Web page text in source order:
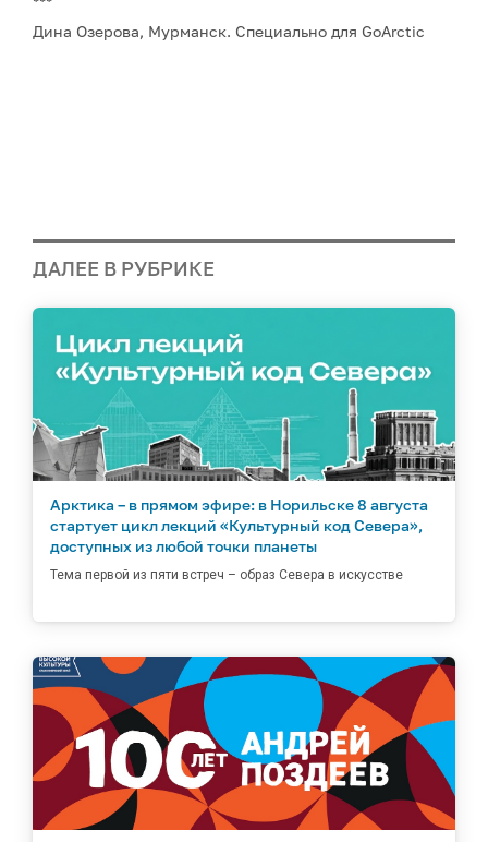
Дина Озерова, Мурманск. Специально для GoArctic
ДАЛЕЕ В РУБРИКЕ
Арктика – в прямом эфире: в Норильске 8 августа
стартует цикл лекций «Культурный код Севера»,
доступных из любой точки планеты
Тема первой из пяти встреч – образ Севера в искусстве